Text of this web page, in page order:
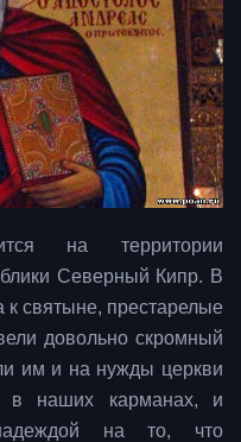
на территории
Северный Кипр. В
святыне, престарелые
довольно скромный
им и на нужды церкви
в наших карманах, и
на то, что